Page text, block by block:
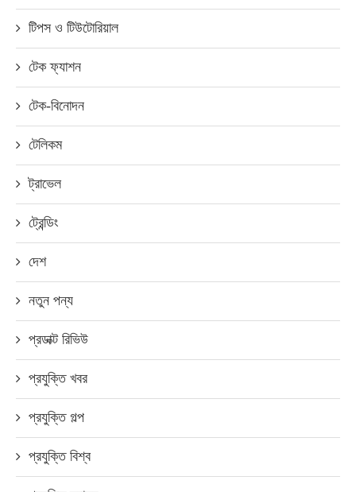
টিপস ও টিউটোরিয়াল
টেক ফ্যাশন
টেক-বিনোদন
টেলিকম
ট্রাভেল
ট্রেন্ডিং
দেশ
নতুন পন্য
প্রডাক্ট রিভিউ
প্রযুক্তি খবর
প্রযুক্তি গল্প
প্রযুক্তি বিশ্ব